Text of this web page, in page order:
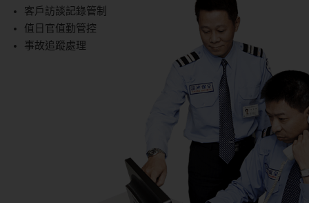
客戶訪談記錄管制
值日官值勤管控
事故追蹤處理